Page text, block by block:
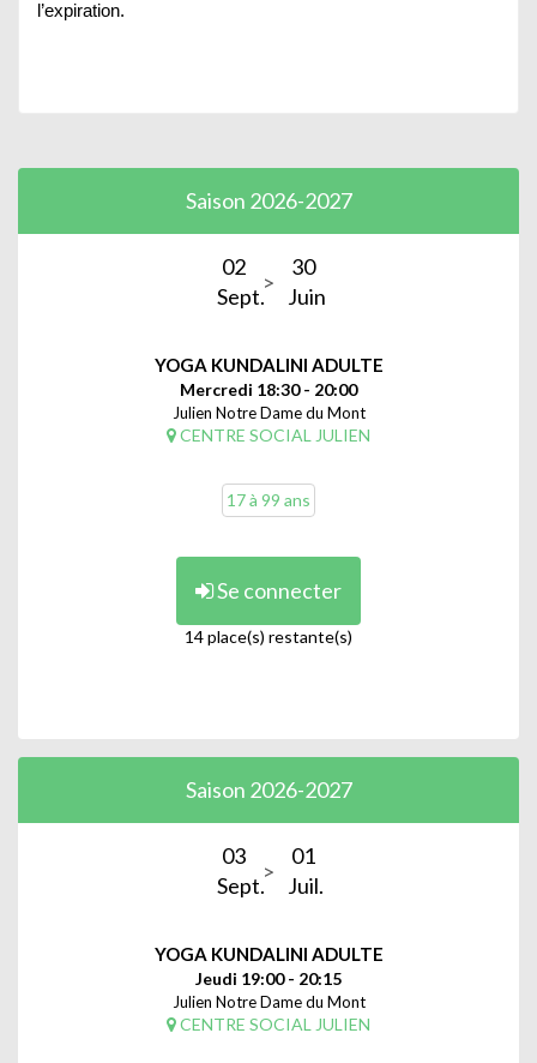
l’expiration.
Saison 2026-2027
02
Sept.
30
Juin
YOGA KUNDALINI ADULTE
Mercredi 18:30 - 20:00
Julien Notre Dame du Mont
CENTRE SOCIAL JULIEN
17 à 99 ans
Se connecter
14 place(s) restante(s)
Saison 2026-2027
03
Sept.
01
Juil.
YOGA KUNDALINI ADULTE
Jeudi 19:00 - 20:15
Julien Notre Dame du Mont
CENTRE SOCIAL JULIEN